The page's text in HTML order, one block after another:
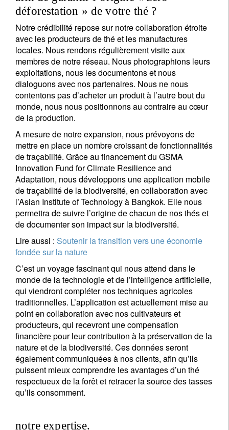
déforestation » de votre thé ?
Notre crédibilité repose sur notre collaboration étroite
avec les producteurs de thé et les manufactures
locales. Nous rendons régulièrement visite aux
membres de notre réseau. Nous photographions leurs
exploitations, nous les documentons et nous
dialoguons avec nos partenaires. Nous ne nous
contentons pas d’acheter un produit à l’autre bout du
monde, nous nous positionnons au contraire au cœur
de la production.
A mesure de notre expansion, nous prévoyons de
mettre en place un nombre croissant de fonctionnalités
de traçabilité. Grâce au financement du GSMA
Innovation Fund for Climate Resilience and
Adaptation, nous développons une application mobile
de traçabilité de la biodiversité, en collaboration avec
l’Asian Institute of Technology à Bangkok. Elle nous
permettra de suivre l’origine de chacun de nos thés et
de documenter son impact sur la biodiversité.
Lire aussi : Soutenir la transition vers une économie
fondée sur la nature
C’est un voyage fascinant qui nous attend dans le
monde de la technologie et de l’intelligence artificielle,
qui viendront compléter nos techniques agricoles
traditionnelles. L’application est actuellement mise au
point en collaboration avec nos cultivateurs et
producteurs, qui recevront une compensation
financière pour leur contribution à la préservation de la
nature et de la biodiversité. Ces données seront
également communiquées à nos clients, afin qu’ils
puissent mieux comprendre les avantages d’un thé
respectueux de la forêt et retracer la source des tasses
qu’ils consomment.
notre expertise.